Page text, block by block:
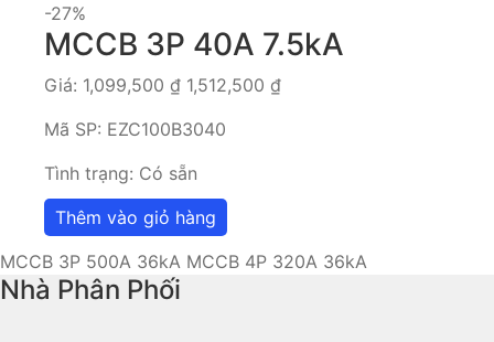
-27%
MCCB 3P 40A 7.5kA
Giá: 1,099,500 ₫ 1,512,500 ₫
Mã SP: EZC100B3040
Tình trạng: Có sẵn
Thêm vào giỏ hàng
MCCB 3P 500A 36kA MCCB 4P 320A 36kA
Nhà Phân Phối